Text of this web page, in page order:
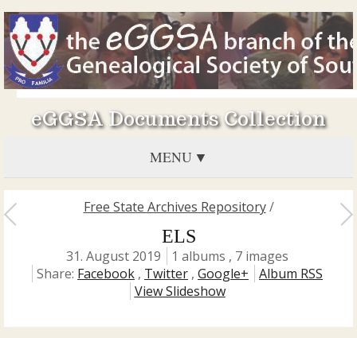
eGGSA Documents Collection
MENU
Free State Archives Repository/
ELS
31. August 2019
1 albums , 7 images
Share: Facebook , Twitter , Google+
Album RSS
View Slideshow